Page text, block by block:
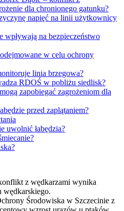
dla chronionego gatunku?
napięć na linii użytkownicy
wpływają na bezpieczeństwo
w celu ochrony
linia brzegowa?
RDOŚ w pobliżu siedlisk?
zapobiegać zagrożeniom dla
przed zaplątaniem?
uwolnić łabędzia?
z wędkarzami wynika
wędkarskiego.
Środowiska w Szczecinie z